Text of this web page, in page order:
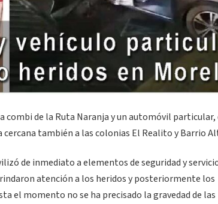
combi de la Ruta Naranja y un automóvil particular,
también a las colonias El Realito y Barrio
de inmediato a elementos de seguridad y
atención a los heridos y posteriormente los
el momento no se ha precisado la gravedad de las